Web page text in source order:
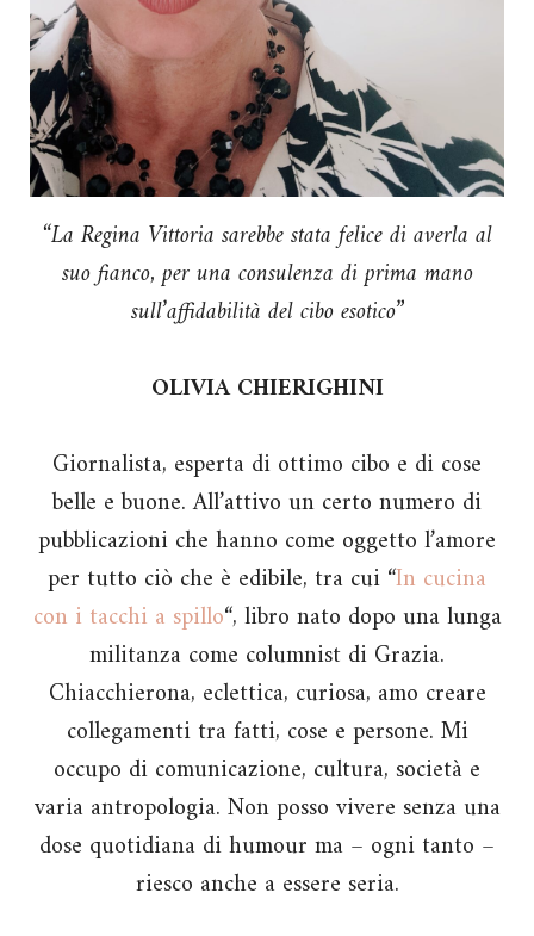
“La Regina Vittoria sarebbe stata felice di averla al
suo fianco, per una consulenza di prima mano
sull’affidabilità del cibo esotico”
OLIVIA CHIERIGHINI
Giornalista, esperta di ottimo cibo e di cose
belle e buone. All’attivo un certo numero di
pubblicazioni che hanno come oggetto l’amore
per tutto ciò che è edibile, tra cui “In cucina
con i tacchi a spillo“, libro nato dopo una lunga
militanza come columnist di Grazia.
Chiacchierona, eclettica, curiosa, amo creare
collegamenti tra fatti, cose e persone. Mi
occupo di comunicazione, cultura, società e
varia antropologia. Non posso vivere senza una
dose quotidiana di humour ma – ogni tanto –
riesco anche a essere seria.